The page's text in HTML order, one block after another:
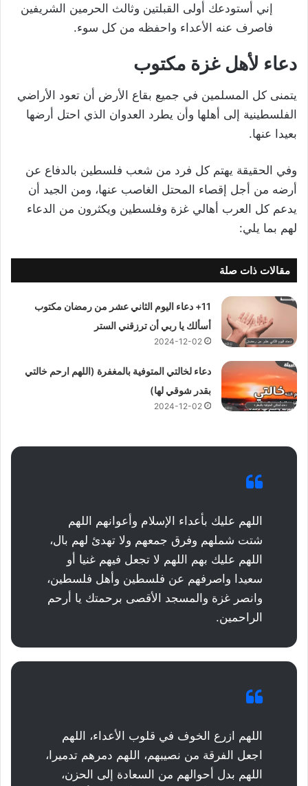
إني أستودعك أولى القبلتين وثالث الحرمين الشريفين
فاصرف عنه الأعداء واحفظه من كل سوء.
دعاء لأهل غزة مكتوب
يتمنى كل المسلمين في جميع بقاع الأرض أن تعود الأراضي
الفلسطينية إلى أهلها وأن يطرد العدوان الذي احتل أرضها
بعيدا عنها.
وفي الحقيقة يهتم كل فرد من شعب فلسطين بالدفاع عن
أرضه من أجل إقصاء المحتل الغاصب عنها، ومن الجيد أن
يدعم كل العرب أهالي غزة وفلسطين ويكثرون من الدعاء
لهم بما يلي:
مقالات ذات صلة
11+ دعاء اليوم الثاني عشر من رمضان مكتوب
أسألك يا ربي أن ترزقني الستر
2024-12-02
دعاء لخالتي المتوفية بالمغفرة (اللهم ارحم خالتي
بقدر شوقي لها)
2024-12-02
اللهم عليك بأعداء الإسلام وأعوانهم اللهم
شتت شملهم وفرق جمعهم ولا تهدئ لهم بال،
اللهم عليك بهم اللهم لا تجعل فيهم غنيا أو
سعيدا واصرفهم عن فلسطين وأهل فلسطين،
وانصر غزة والمسجد الأقصى برحمتك يا أرحم
الراحمين.
اللهم ازرع الخوف في قلوب الأعداء، اللهم
اجعل الفرقة من نصيبهم، اللهم دمرهم تدميرا،
اللهم بدل أحوالهم من السعادة إلى الحزن،